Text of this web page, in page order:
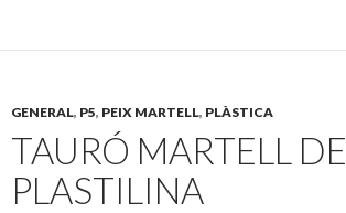
b
o
o
k
er p
ar
te
ix
GENERAL, P5, PEIX MARTELL, PLÀSTICA
TAURÓ MARTELL DE
PLASTILINA